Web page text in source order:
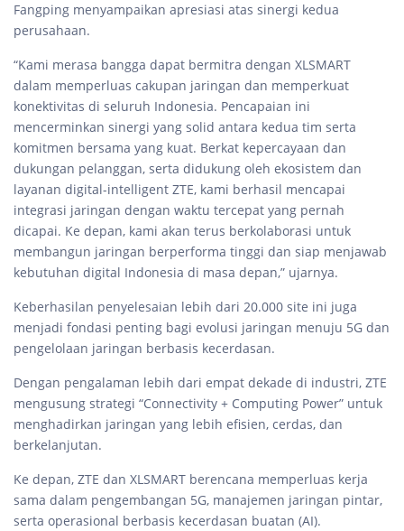
Fangping menyampaikan apresiasi atas sinergi kedua
perusahaan.
“Kami merasa bangga dapat bermitra dengan XLSMART
dalam memperluas cakupan jaringan dan memperkuat
konektivitas di seluruh Indonesia. Pencapaian ini
mencerminkan sinergi yang solid antara kedua tim serta
komitmen bersama yang kuat. Berkat kepercayaan dan
dukungan pelanggan, serta didukung oleh ekosistem dan
layanan digital-intelligent ZTE, kami berhasil mencapai
integrasi jaringan dengan waktu tercepat yang pernah
dicapai. Ke depan, kami akan terus berkolaborasi untuk
membangun jaringan berperforma tinggi dan siap menjawab
kebutuhan digital Indonesia di masa depan,” ujarnya.
Keberhasilan penyelesaian lebih dari 20.000 site ini juga
menjadi fondasi penting bagi evolusi jaringan menuju 5G dan
pengelolaan jaringan berbasis kecerdasan.
Dengan pengalaman lebih dari empat dekade di industri, ZTE
mengusung strategi “Connectivity + Computing Power” untuk
menghadirkan jaringan yang lebih efisien, cerdas, dan
berkelanjutan.
Ke depan, ZTE dan XLSMART berencana memperluas kerja
sama dalam pengembangan 5G, manajemen jaringan pintar,
serta operasional berbasis kecerdasan buatan (AI).